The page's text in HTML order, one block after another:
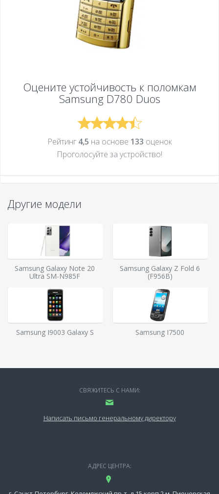
Оцените устойчивость к поломкам
Samsung D780 Duos
Рейтинг 4,5 на основе 133 оценок
Проголосуйте за устройcтво!
Другие модели
Samsung Galaxy Note 20
Ultra SM-N985F
Samsung Galaxy Z Fold 6
(F956B)
Samsung I9003 Galaxy S Samsung I7500
СВЯЖИТЕСЬ С НАМИ:
Написать письмо генеральному директору
АДРЕС ЦЕНТРА: